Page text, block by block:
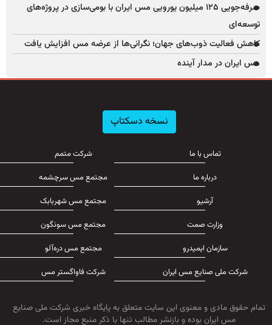
صرفه‌جویی ۱۲۵ میلیون یورویی مس ایران با بومی‌سازی در پروژه‌های
توسعه‌ای
کاهش فعالیت ذوب‌های جهان؛ نگرانی‌ها از عرضه مس افزایش یافت
مس ایران در مدار آینده
نسخه دسکتاپ
تماس با ما
درباره ما
آرشیو
وزارت صمت
سازمان ایمیدرو
شرکت ملی صنایع مس ایران
شرکت متمم
مجتمع مس سرچشمه
مجتمع مس شهربابک
مجتمع مس سونگون
مجتمع مس دره‌آلو
شرکت فاواگستر مس
تمام حقوق مادی و معنوی این سایت متعلق به پایگاه خبری شرکت ملی صنایع
مس ایران بوده و بازنشر مطالب تنها با ذکر منبع مجاز است.